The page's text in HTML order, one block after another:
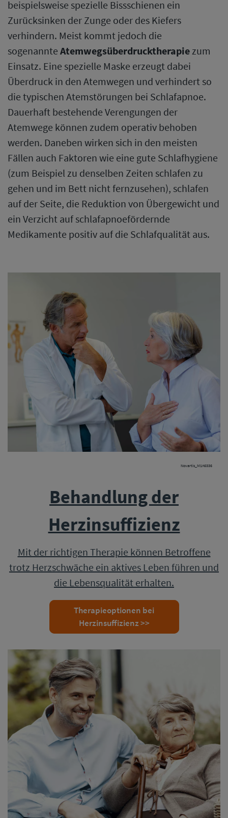
beispielsweise spezielle Bissschienen ein
Zurücksinken der Zunge oder des Kiefers
verhindern. Meist kommt jedoch die
sogenannte Atemwegsüberdrucktherapiezum
Einsatz. Eine spezielle Maske erzeugt dabei
Überdruck in den Atemwegen und verhindert so
die typischen Atemstörungen bei Schlafapnoe.
Dauerhaft bestehende Verengungen der
Atemwege können zudem operativ behoben
werden. Daneben wirken sich in den meisten
Fällen auch Faktoren wie eine gute Schlafhygiene
(zum Beispiel zu denselben Zeiten schlafen zu
gehen und im Bett nicht fernzusehen), schlafen
auf der Seite, die Reduktion von Übergewicht und
ein Verzicht auf schlafapnoefördernde
Medikamente positiv auf die Schlafqualität aus.
Novartis_M1A6336
Behandlung der
Herzinsuffizienz
Mit der richtigen Therapie können Betroffene
trotz Herzschwäche ein aktives Leben führen und
die Lebensqualität erhalten.
Therapieoptionen bei
Herzinsuffizienz >>